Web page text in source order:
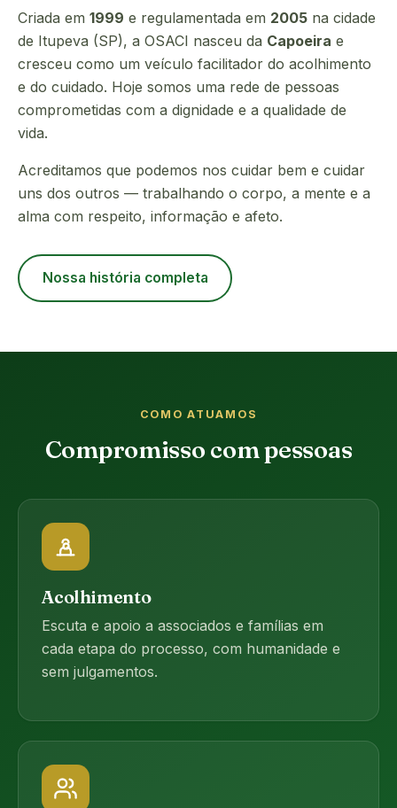
Criada em 1999 e regulamentada em 2005 na cidade
de Itupeva (SP), a OSACI nasceu da Capoeira e
cresceu como um veículo facilitador do acolhimento
e do cuidado. Hoje somos uma rede de pessoas
comprometidas com a dignidade e a qualidade de
vida.
Acreditamos que podemos nos cuidar bem e cuidar
uns dos outros — trabalhando o corpo, a mente e a
alma com respeito, informação e afeto.
Nossa história completa
COMO ATUAMOS
Compromisso com pessoas
Acolhimento
Escuta e apoio a associados e famílias em
cada etapa do processo, com humanidade e
sem julgamentos.